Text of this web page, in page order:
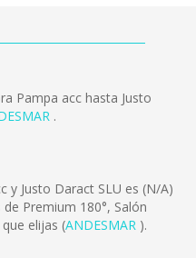
Pampa acc hasta Justo
.
y Justo Daract SLU es (N/A)
Premium 180°, Salón
elijas (ANDESMAR ).